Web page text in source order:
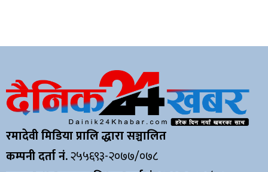
रमादेवी मिडिया प्रालि द्धारा सञ्चालित
कम्पनी दर्ता नं.२५५६९३-२०७७/०७८